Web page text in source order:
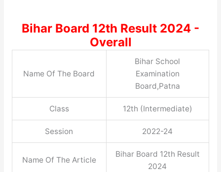
Bihar Board 12th Result 2024 -
Overall
Name Of The Board
Bihar School
Examination
Board,Patna
Class 12th (Intermediate)
Session 2022-24
Name Of The Article
Bihar Board 12th Result
2024